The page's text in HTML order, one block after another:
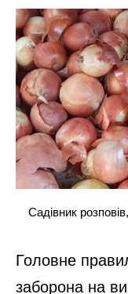
Садівник
Головне
заборона на